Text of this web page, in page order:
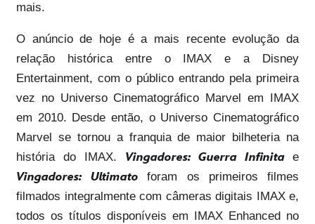
mais.
O anúncio de hoje é a mais recente evolução da
relação histórica entre o IMAX e a Disney
Entertainment, com o público entrando pela primeira
vez no Universo Cinematográfico Marvel em IMAX
em 2010. Desde então, o Universo Cinematográfico
Marvel se tornou a franquia de maior bilheteria na
história do IMAX. Vingadores: Guerra Infinita e
Vingadores: Ultimato
foram os primeiros filmes
filmados integralmente com câmeras digitais IMAX e,
todos os títulos disponíveis em IMAX Enhanced no